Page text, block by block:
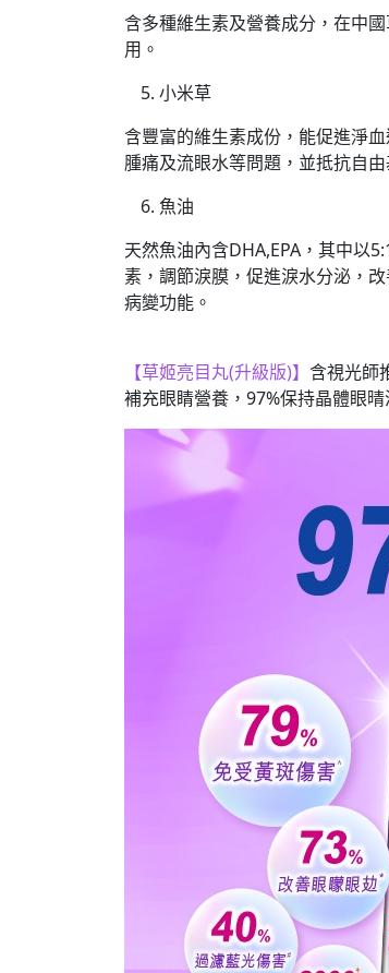
含多種維生素及營養成分，在中
用。
小米草
含豐富的維生素成份，能促進淨
腫痛及流眼水等問題，並抵抗自
魚油
天然魚油內含DHA,EPA，其中以
素，調節淚膜，促進淚水分泌，
病變功能。
【草姬亮目丸(升級版)】 含視光師
補充眼睛營養，97%保持晶體眼晴